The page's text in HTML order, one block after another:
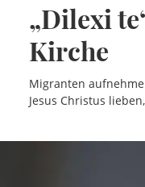
„Dilexi
Kirche
Migranten
Jesus Christus